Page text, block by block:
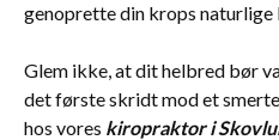
genoprette din krops naturlige
Glem ikke, at dit helbred bør
det første skridt mod et
hos vores kiropraktor i